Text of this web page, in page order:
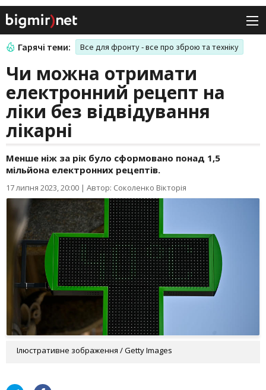
Гарячі теми: Все для фронту - все про зброю та техніку
Чи можна отримати
електронний рецепт на
ліки без відвідування
лікарні
Менше ніж за рік було сформовано понад 1,5
мільйона електронних рецептів.
17 липня 2023, 20:00 | Автор: Соколенко Вікторія
Ілюстративне зображення / Getty Images